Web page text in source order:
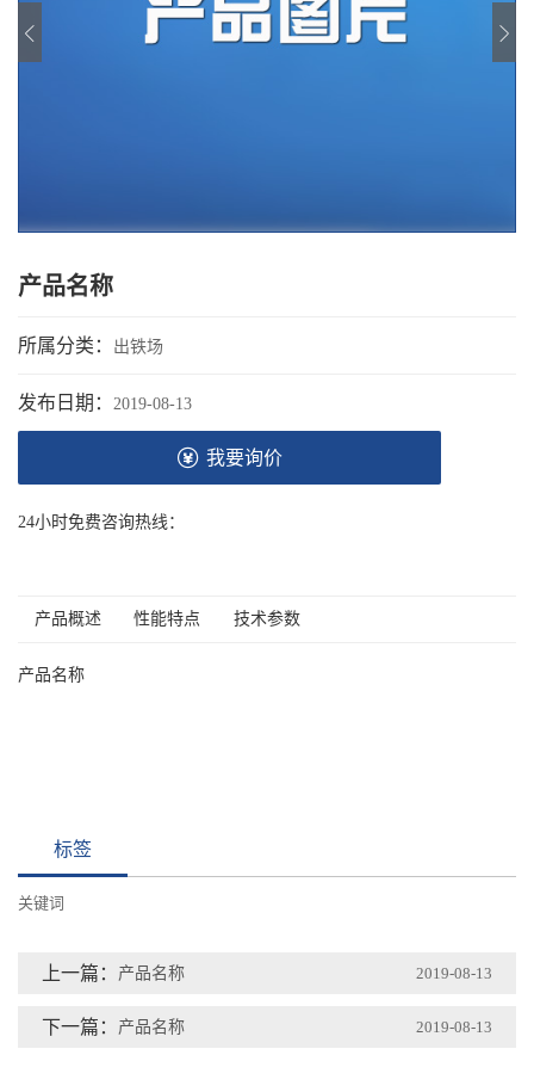
产品名称
所属分类： 出铁场
发布日期： 2019-08-13
我要询价
24小时免费咨询热线：
产品概述 性能特点 技术参数
产品名称
标签
关键词
上一篇： 产品名称 2019-08-13
下一篇： 产品名称 2019-08-13